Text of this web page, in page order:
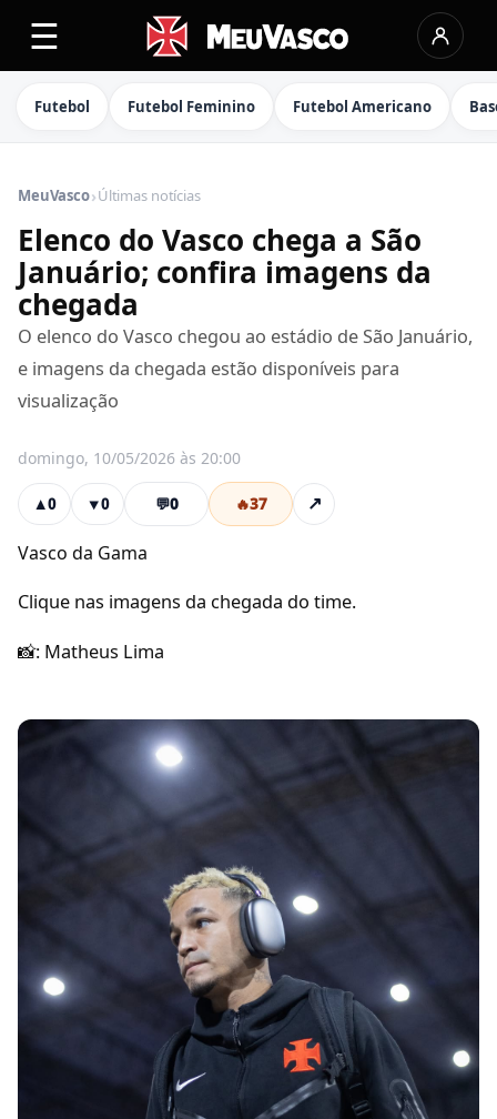
☰
Futebol Futebol Feminino Futebol Americano
MeuVasco›Últimas notícias
Elenco do Vasco chega a São
Januário; confira imagens da
chegada
O elenco do Vasco chegou ao estádio de São Januário,
e imagens da chegada estão disponíveis para
visualização
domingo, 10/05/2026 às 20:00
▲0 ▼0 💬0 🔥37 ↗
Vasco da Gama
Clique nas imagens da chegada do time.
📸: Matheus Lima